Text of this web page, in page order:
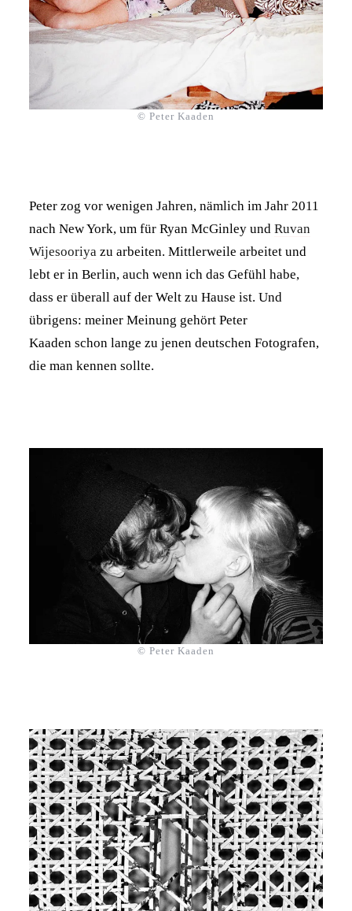
© Peter Kaaden
Peter zog vor wenigen Jahren, nämlich im Jahr 2011
nach New York, um für Ryan McGinley undRuvan
Wijesooriya zu arbeiten. Mittlerweile arbeitet und
lebt er in Berlin, auch wenn ich das Gefühl habe,
dass er überall auf der Welt zu Hause ist. Und
übrigens: meiner Meinung gehört Peter
Kaaden schon lange zu jenen deutschen Fotografen,
die man kennen sollte.
© Peter Kaaden